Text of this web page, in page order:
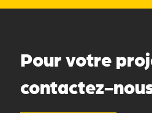
Pour votre
contactez-